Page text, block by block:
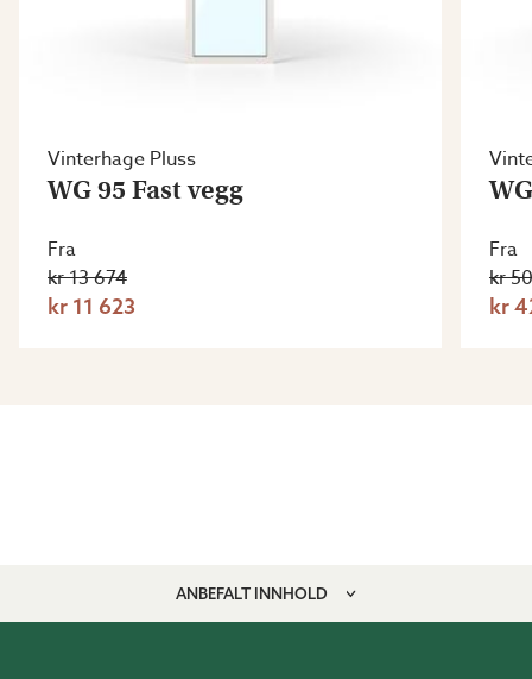
Vinterhage Pluss
WG 95 Fast vegg
Fra
kr 13 674
kr 11 623
Fra
kr
kr
ANBEFALT INNHOLD